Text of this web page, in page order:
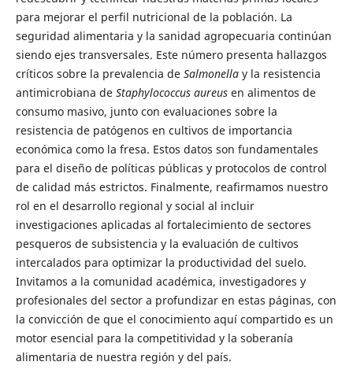
para mejorar el perfil nutricional de la población. La
seguridad alimentaria y la sanidad agropecuaria continúan
siendo ejes transversales. Este número presenta hallazgos
críticos sobre la prevalencia de Salmonellay la resistencia
antimicrobiana de Staphylococcus aureusen alimentos de
consumo masivo, junto con evaluaciones sobre la
resistencia de patógenos en cultivos de importancia
económica como la fresa. Estos datos son fundamentales
para el diseño de políticas públicas y protocolos de control
de calidad más estrictos. Finalmente, reafirmamos nuestro
rol en el desarrollo regional y social al incluir
investigaciones aplicadas al fortalecimiento de sectores
pesqueros de subsistencia y la evaluación de cultivos
intercalados para optimizar la productividad del suelo.
Invitamos a la comunidad académica, investigadores y
profesionales del sector a profundizar en estas páginas, con
la convicción de que el conocimiento aquí compartido es un
motor esencial para la competitividad y la soberanía
alimentaria de nuestra región y del país.